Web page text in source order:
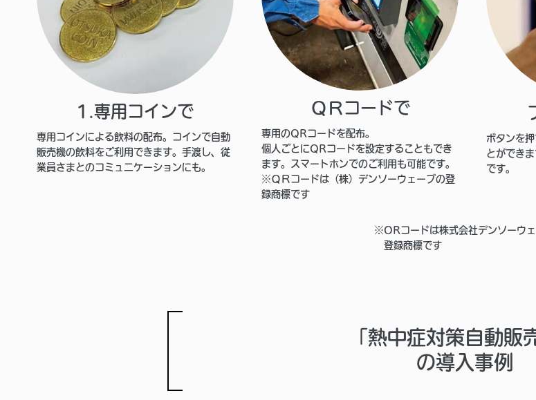
1.専用コインで
専用コインによる飲料の配布。コインで自動
販売機の飲料をご利用できます。手渡し、従
業員さまとのコミュニケーションにも。
ＱＲコードで
専用のQRコードを配布。
個人ごとにQRコードを設定することもでき
ます。スマートホンでのご利用も可能です。
※ＱＲコードは（株）デンソーウェーブの登
録商標です
ボタンを
とができ
です。
※ORコードは株式会社デンソーウ
登録商標です
「熱中症対策自動販
の導入事例